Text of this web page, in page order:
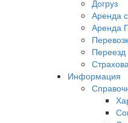
Догруз
Аренда
Аренда
Переезд
Информация